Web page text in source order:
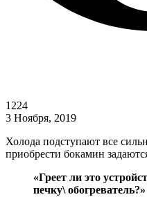
1224
3 Ноября, 2019
Холода подступают все
приобрести бокамин
«Греет ли это
печку\ обогреватель?»